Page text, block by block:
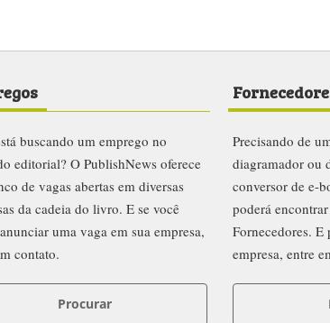
buscando um emprego no
editorial? O PublishNews oferece
de vagas abertas em diversas
da cadeia do livro. E se você
uma vaga em sua empresa,
contato.
Procurar
Precisando de
diagramador ou
conversor de e-
poderá
Fornecedores. E
empresa, entre